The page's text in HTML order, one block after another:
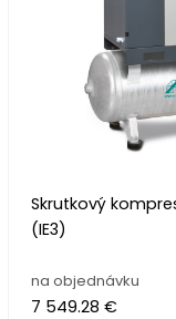
Skrutkový
(IE3)
na objednávku
7 549.28 €